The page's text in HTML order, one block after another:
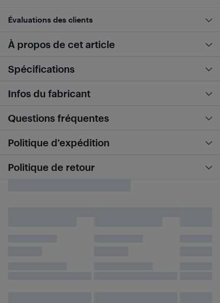
Évaluations des clients
À propos de cet article
Spécifications
Infos du fabricant
Questions fréquentes
Politique d’expédition
Politique de retour